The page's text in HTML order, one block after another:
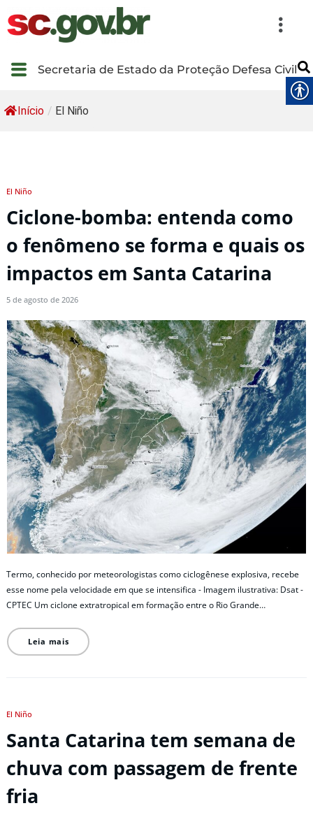
Secretaria de Estado da Proteção Defesa Civil
Início / El Niño
El Niño
Ciclone-bomba: entenda como
o fenômeno se forma e quais os
impactos em Santa Catarina
5 de agosto de 2026
Termo, conhecido por meteorologistas como ciclogênese explosiva, recebe
esse nome pela velocidade em que se intensifica - Imagem ilustrativa: Dsat -
CPTEC Um ciclone extratropical em formação entre o Rio Grande…
Leia mais
El Niño
Santa Catarina tem semana de
chuva com passagem de frente
fria